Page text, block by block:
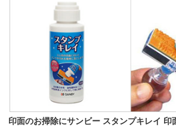
印面のお掃除にサンビー スタンプキレイ 印